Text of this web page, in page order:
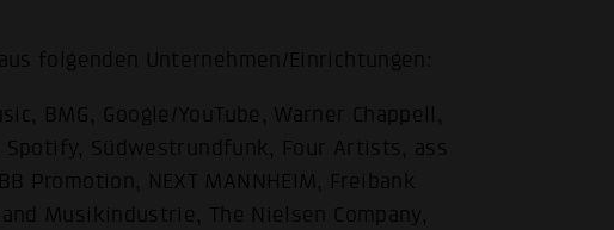
folgenden Unternehmen/Einrichtungen:
BMG, Google/YouTube, Warner Chappell,
Südwestrundfunk, Four Artists, ass
Promotion, NEXT MANNHEIM, Freibank
Musikindustrie, The Nielsen Company,